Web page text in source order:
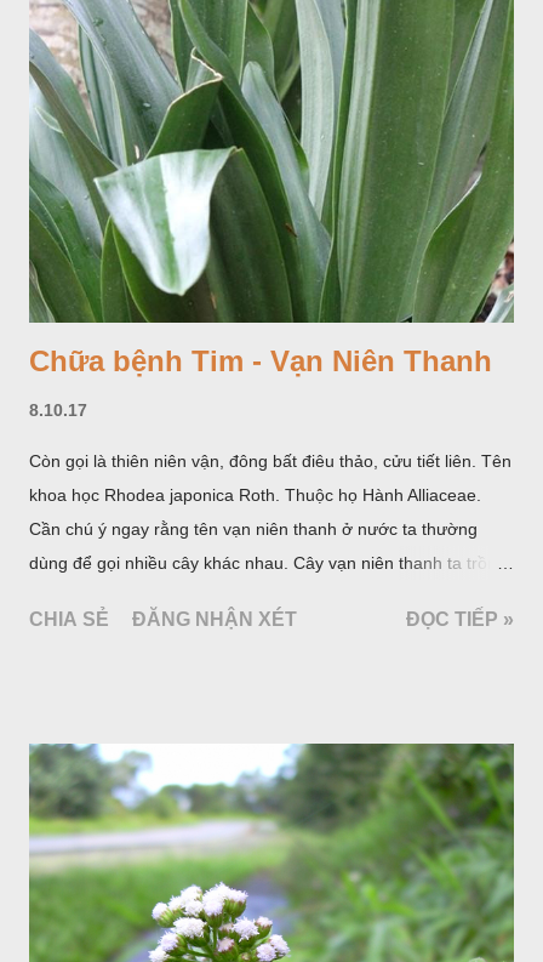
Chữa bệnh Tim - Vạn Niên Thanh
8.10.17
Còn gọi là thiên niên vận, đông bất điêu thảo, cửu tiết liên. Tên
khoa học Rhodea japonica Roth. Thuộc họ Hành Alliaceae.
Cần chú ý ngay rằng tên vạn niên thanh ở nước ta thường
dùng để gọi nhiều cây khác nhau. Cây vạn niên thanh ta trồng
Araceae. Còn cây vạn niên thanh giới thiệu ở đây thuộc họ
CHIA SẺ ĐĂNG NHẬN XÉT ĐỌC TIẾP »